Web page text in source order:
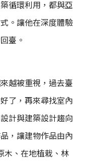
循環利用，都與亞
。讓他在深度體驗
臺。
越被重視，過去臺
了，再來尋找室內
計與建築設計趨向
，讓建物作品由內
木、在地植栽、林